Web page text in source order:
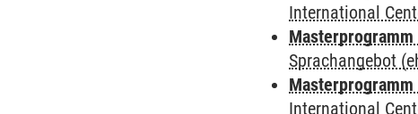
International
Sprachangebot
International